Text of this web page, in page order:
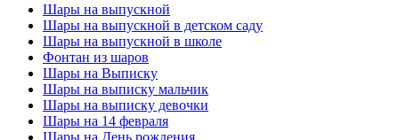
Шары на выпускной
Шары на выпускной в детском саду
Шары на выпускной в школе
Фонтан из шаров
Шары на Выписку
Шары на выписку мальчик
Шары на выписку девочки
Шары на 14 февраля
Шары на День рождения